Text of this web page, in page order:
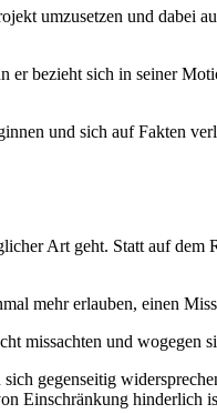
umzusetzen und dabei
er bezieht sich in seiner
und sich auf Fakten
Art geht. Statt auf dem
mehr erlauben, einen
missachten und wogegen
gegenseitig
Einschränkung hinderlich